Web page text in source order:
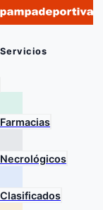
Servicios
Farmacias
Necrológicos
Clasificados